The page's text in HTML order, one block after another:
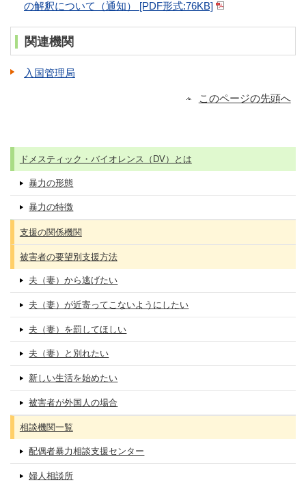
の解釈について（通知） [PDF形式:76KB]
関連機関
入国管理局
このページの先頭へ
ドメスティック・バイオレンス（DV）とは
暴力の形態
暴力の特徴
支援の関係機関
被害者の要望別支援方法
夫（妻）から逃げたい
夫（妻）が近寄ってこないようにしたい
夫（妻）を罰してほしい
夫（妻）と別れたい
新しい生活を始めたい
被害者が外国人の場合
相談機関一覧
配偶者暴力相談支援センター
婦人相談所